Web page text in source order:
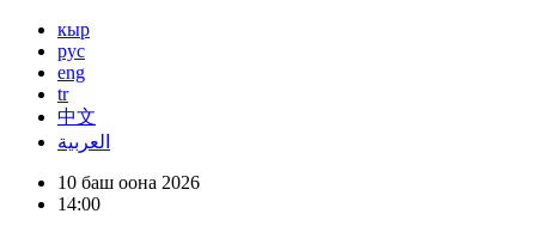
кыр
рус
eng
tr
中文
العربية
10 баш оона 2026
14:00